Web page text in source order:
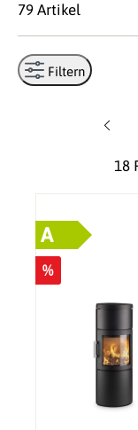
79 Artikel
Filtern
A
%